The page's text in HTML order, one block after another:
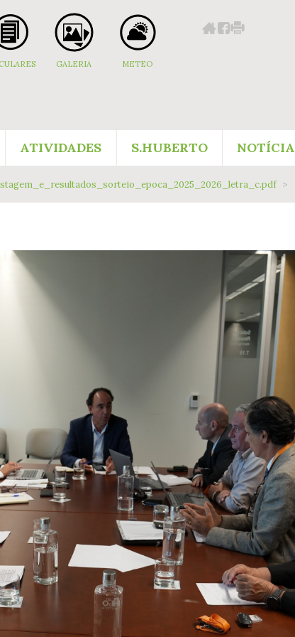
GALERIA METEO
ATIVIDADES S.HUBERTO